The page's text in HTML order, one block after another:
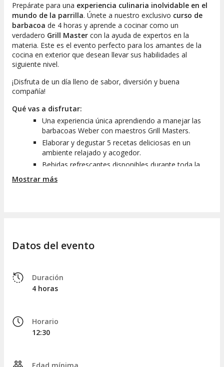
Prepárate para una experiencia culinaria inolvidable en el
mundo de la parrilla. Únete a nuestro exclusivo curso de
barbacoa de 4 horas y aprende a cocinar como un
verdadero Grill Master con la ayuda de expertos en la
materia. Este es el evento perfecto para los amantes de la
cocina en exterior que desean llevar sus habilidades al
siguiente nivel.
¡Disfruta de un día lleno de sabor, diversión y buena
compañía!
Qué vas a disfrutar:
Una experiencia única aprendiendo a manejar las
barbacoas Weber con maestros Grill Masters.
Elaborar y degustar 5 recetas deliciosas en un
ambiente relajado y acogedor.
Bebidas refrescantes disponibles durante toda la
experiencia.
hamburguesas, asados y alitas de pollo.
Reservas: Es imprescindible reservar con antelación
para asegurar tu lugar.
Capacidad: Máximo de 24 personas para garantizar
una experiencia personalizada.
y manejo de las mejores barbacoas y accesorios
Mostrar más
Datos del evento
Duración
4 horas
Horario
12:30